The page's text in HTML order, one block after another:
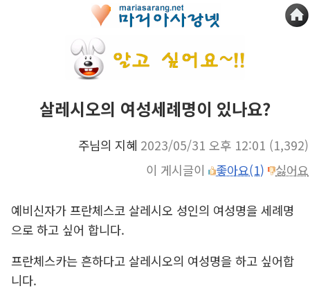
살레시오의 여성세례명이 있나요?
주님의 지혜 2023/05/31 오후 12:01 (1,392)
이 게시글이
좋아요(1) 싫어요
예비신자가 프란체스코 살레시오 성인의 여성명을 세례명
으로 하고 싶어 합니다.
프란체스카는 흔하다고 살레시오의 여성명을 하고 싶어합
니다.